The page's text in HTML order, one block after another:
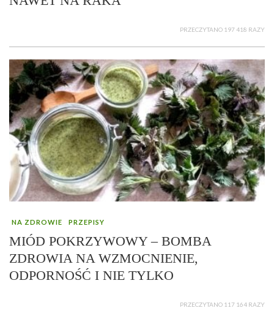
PRZECZYTANO 197 418 RAZY
NA ZDROWIE PRZEPISY
MIÓD POKRZYWOWY – BOMBA
ZDROWIA NA WZMOCNIENIE,
ODPORNOŚĆ I NIE TYLKO
PRZECZYTANO 117 164 RAZY